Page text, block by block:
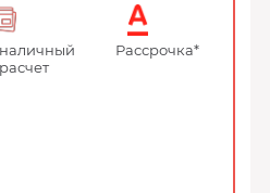
расчет
Рассрочка*